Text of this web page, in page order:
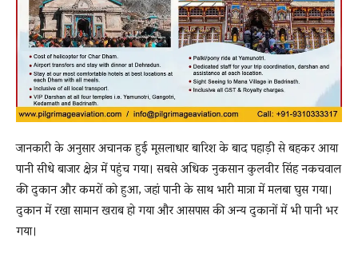
जानकारी के अनुसार अचानक हुई मूसलाधार बारिश के बाद पहाड़ी से बहकर आया
पानी सीधे बाजार क्षेत्र में पहुंच गया। सबसे अधिक नुकसान कुलवीर सिंह नकचवाल
की दुकान और कमरों को हुआ, जहां पानी के साथ भारी मात्रा में मलबा घुस गया।
दुकान में रखा सामान खराब हो गया और आसपास की अन्य दुकानों में भी पानी भर
गया।